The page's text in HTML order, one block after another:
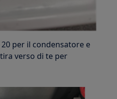
per il condensatore e
verso di te per